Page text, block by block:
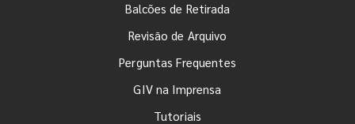
Balcões de Retirada
Revisão de Arquivo
Perguntas Frequentes
GIV na Imprensa
Tutoriais